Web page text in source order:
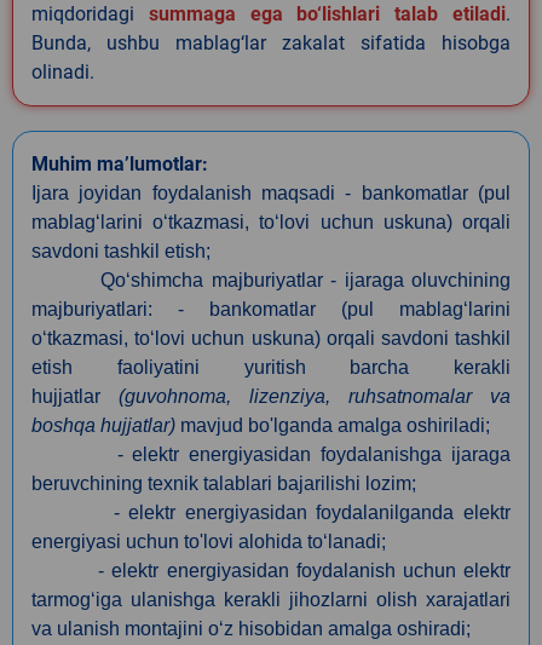
miqdoridagi summaga ega bo‘lishlari talab etiladi.
Bunda, ushbu mablag‘lar zakalat sifatida hisobga
olinadi.
Muhim ma’lumotlar:
Ijara joyidan foydalanish maqsadi - bankomatlar (pul
mablag‘larini o‘tkazmasi, to‘lovi uchun uskuna) orqali
savdoni tashkil etish;
Qo‘shimcha majburiyatlar - ijaraga oluvchining
majburiyatlari: - bankomatlar (pul mablag‘larini
o‘tkazmasi, to‘lovi uchun uskuna) orqali savdoni tashkil
etish faoliyatini yuritish barcha kerakli
hujjatlar (guvohnoma, lizenziya, ruhsatnomalar va
boshqa hujjatlar) mavjud bo'lganda amalga oshiriladi;
- elektr energiyasidan foydalanishga ijaraga
beruvchining texnik talablari bajarilishi lozim;
- elektr energiyasidan foydalanilganda elektr
energiyasi uchun to'lovi alohida to‘lanadi;
- elektr energiyasidan foydalanish uchun elektr
tarmog‘iga ulanishga kerakli jihozlarni olish xarajatlari
va ulanish montajini o‘z hisobidan amalga oshiradi;